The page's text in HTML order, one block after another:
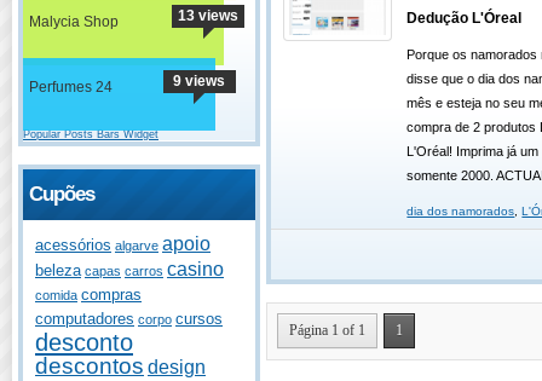
Malycia Shop 13 views
Perfumes 24 9 views
Popular Posts Bars Widget
Cupões
acessórios algarve apoio
beleza capas carros casino
comida compras
computadores corpo cursos
desconto
descontos design
Dedução L'Óreal
Porque os
disse que o dia dos
mês e esteja no seu
compra de 2 produtos
L'Oréal! Imprima já
somente 2000.
dia dos namorados ,
Página 1 of 1 1